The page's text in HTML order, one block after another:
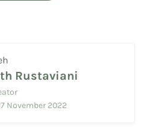
Rustaviani
November 2022